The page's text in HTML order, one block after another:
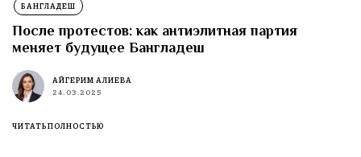
БАНГЛАДЕШ
После протестов: как антиэлитная партия
меняет будущее Бангладеш
АЙГЕРИМ АЛИЕВА
24.03.2025
ЧИТАТЬ ПОЛНОСТЬЮ